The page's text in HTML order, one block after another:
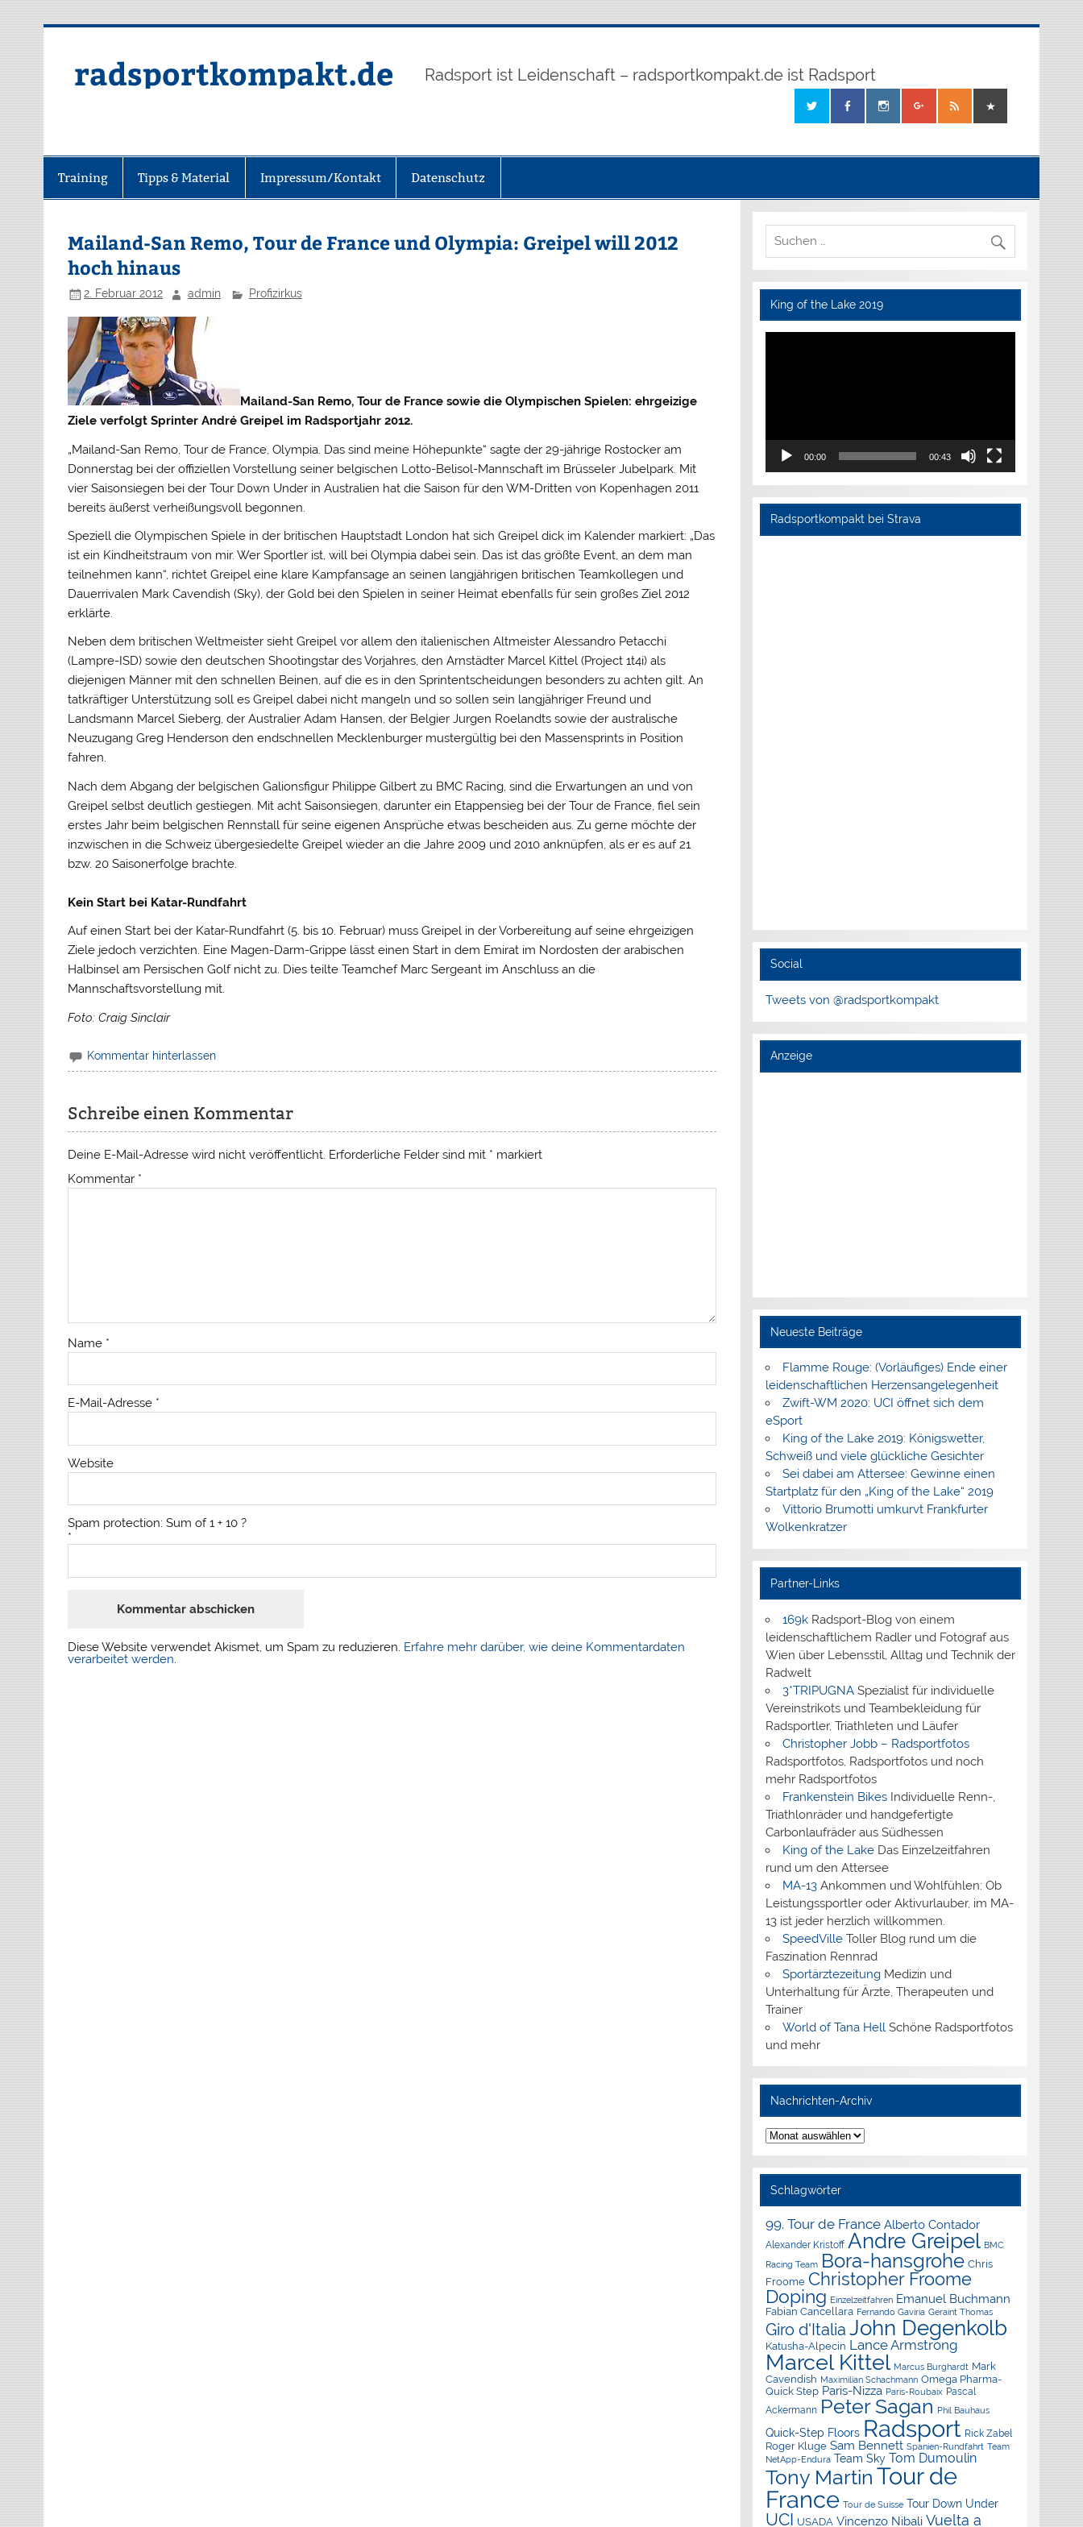
radsportkompakt.de Radsport ist Leidenschaft – radsportkompakt.de ist Radsport
Training Tipps & Material Impressum/Kontakt Datenschutz
Mailand-San Remo, Tour de France und Olympia: Greipel will 2012
hoch hinaus
2. Februar 2012 admin Profizirkus
Mailand-San Remo, Tour de France sowie die Olympischen Spielen: ehrgeizige
Ziele verfolgt Sprinter André Greipel im Radsportjahr 2012.
„Mailand-San Remo, Tour de France, Olympia. Das sind meine Höhepunkte“ sagte der 29-jährige Rostocker am
Donnerstag bei der offiziellen Vorstellung seiner belgischen Lotto-Belisol-Mannschaft im Brüsseler Jubelpark. Mit
vier Saisonsiegen bei der Tour Down Under in Australien hat die Saison für den WM-Dritten von Kopenhagen 2011
bereits äußerst verheißungsvoll begonnen.
Speziell die Olympischen Spiele in der britischen Hauptstadt London hat sich Greipel dick im Kalender markiert: „Das
ist ein Kindheitstraum von mir. Wer Sportler ist, will bei Olympia dabei sein. Das ist das größte Event, an dem man
teilnehmen kann“, richtet Greipel eine klare Kampfansage an seinen langjährigen britischen Teamkollegen und
Dauerrivalen Mark Cavendish (Sky), der Gold bei den Spielen in seiner Heimat ebenfalls für sein großes Ziel 2012
erklärte.
Neben dem britischen Weltmeister sieht Greipel vor allem den italienischen Altmeister Alessandro Petacchi
(Lampre-ISD) sowie den deutschen Shootingstar des Vorjahres, den Arnstädter Marcel Kittel (Project 1t4i) als
diejenigen Männer mit den schnellen Beinen, auf die es in den Sprintentscheidungen besonders zu achten gilt. An
tatkräftiger Unterstützung soll es Greipel dabei nicht mangeln und so sollen sein langjähriger Freund und
Landsmann Marcel Sieberg, der Australier Adam Hansen, der Belgier Jurgen Roelandts sowie der australische
Neuzugang Greg Henderson den endschnellen Mecklenburger mustergültig bei den Massensprints in Position
fahren.
Nach dem Abgang der belgischen Galionsfigur Philippe Gilbert zu BMC Racing, sind die Erwartungen an und von
Greipel selbst deutlich gestiegen. Mit acht Saisonsiegen, darunter ein Etappensieg bei der Tour de France, fiel sein
erstes Jahr beim belgischen Rennstall für seine eigenen Ansprüche etwas bescheiden aus. Zu gerne möchte der
inzwischen in die Schweiz übergesiedelte Greipel wieder an die Jahre 2009 und 2010 anknüpfen, als er es auf 21
bzw. 20 Saisonerfolge brachte.
Kein Start bei Katar-Rundfahrt
Auf einen Start bei der Katar-Rundfahrt (5. bis 10. Februar) muss Greipel in der Vorbereitung auf seine ehrgeizigen
Ziele jedoch verzichten. Eine Magen-Darm-Grippe lässt einen Start in dem Emirat im Nordosten der arabischen
Halbinsel am Persischen Golf nicht zu. Dies teilte Teamchef Marc Sergeant im Anschluss an die
Mannschaftsvorstellung mit.
Foto: Craig Sinclair
Kommentar hinterlassen
Schreibe einen Kommentar
Deine E-Mail-Adresse wird nicht veröffentlicht. Erforderliche Felder sind mit * markiert
Kommentar *
Name *
E-Mail-Adresse *
Website
Spam protection: Sum of 1 + 10 ?
*
Diese Website verwendet Akismet, um Spam zu reduzieren. Erfahre mehr darüber, wie deine Kommentardaten
verarbeitet werden
King of the Lake 2019
Video-
00:00 00:43
Radsportkompakt bei Strava
Social
Tweets von @radsportkompakt
Anzeige
Neueste Beiträge
Flamme Rouge: (Vorläufiges) Ende einer
leidenschaftlichen Herzensangelegenheit
Zwift-WM 2020: UCI öffnet sich dem
eSport
King of the Lake 2019: Königswetter,
Schweiß und viele glückliche Gesichter
Sei dabei am Attersee: Gewinne einen
Startplatz für den „King of the Lake“ 2019
Vittorio Brumotti umkurvt Frankfurter
Wolkenkratzer
Partner-Links
169kRadsport-Blog von einem
leidenschaftlichem Radler und Fotograf aus
Wien über Lebensstil, Alltag und Technik der
Radwelt
3*TRIPUGNASpezialist für individuelle
Vereinstrikots und Teambekleidung für
Radsportler, Triathleten und Läufer
Christopher Jobb – Radsportfotos
Radsportfotos, Radsportfotos und noch
mehr Radsportfotos
Frankenstein BikesIndividuelle Renn-,
Triathlonräder und handgefertigte
Carbonlaufräder aus Südhessen
King of the LakeDas Einzelzeitfahren
rund um den Attersee
MA-13Ankommen und Wohlfühlen: Ob
Leistungssportler oder Aktivurlauber, im MA-
13 ist jeder herzlich willkommen.
SpeedVilleToller Blog rund um die
Faszination Rennrad
SportärztezeitungMedizin und
Unterhaltung für Ärzte, Therapeuten und
Trainer
World of Tana Hell Schöne Radsportfotos
und mehr
Nachrichten-Archiv
Nachrichten-
Archiv
Schlagwörter
99. Tour de France Alberto Contador
Alexander Kristoff Andre Greipel BMC
Racing Team Bora-hansgrohe Chris
Froome Christopher Froome
Doping Einzelzeitfahren Emanuel Buchmann
Fabian Cancellara Fernando Gaviria Geraint Thomas
Giro d'Italia John Degenkolb
Katusha-Alpecin Lance Armstrong
Marcel Kittel Marcus Burghardt Mark
Cavendish Maximilian Schachmann Omega Pharma-
Quick Step Paris-Nizza Paris-Roubaix Pascal
Ackermann Peter Sagan Phil Bauhaus
Quick-Step Floors Radsport Rick Zabel
Roger Kluge Sam Bennett Spanien-Rundfahrt Team
NetApp-Endura Team Sky Tom Dumoulin
Tony Martin Tour de
France Tour de Suisse Tour Down Under
UCI USADA Vincenzo Nibali Vuelta a